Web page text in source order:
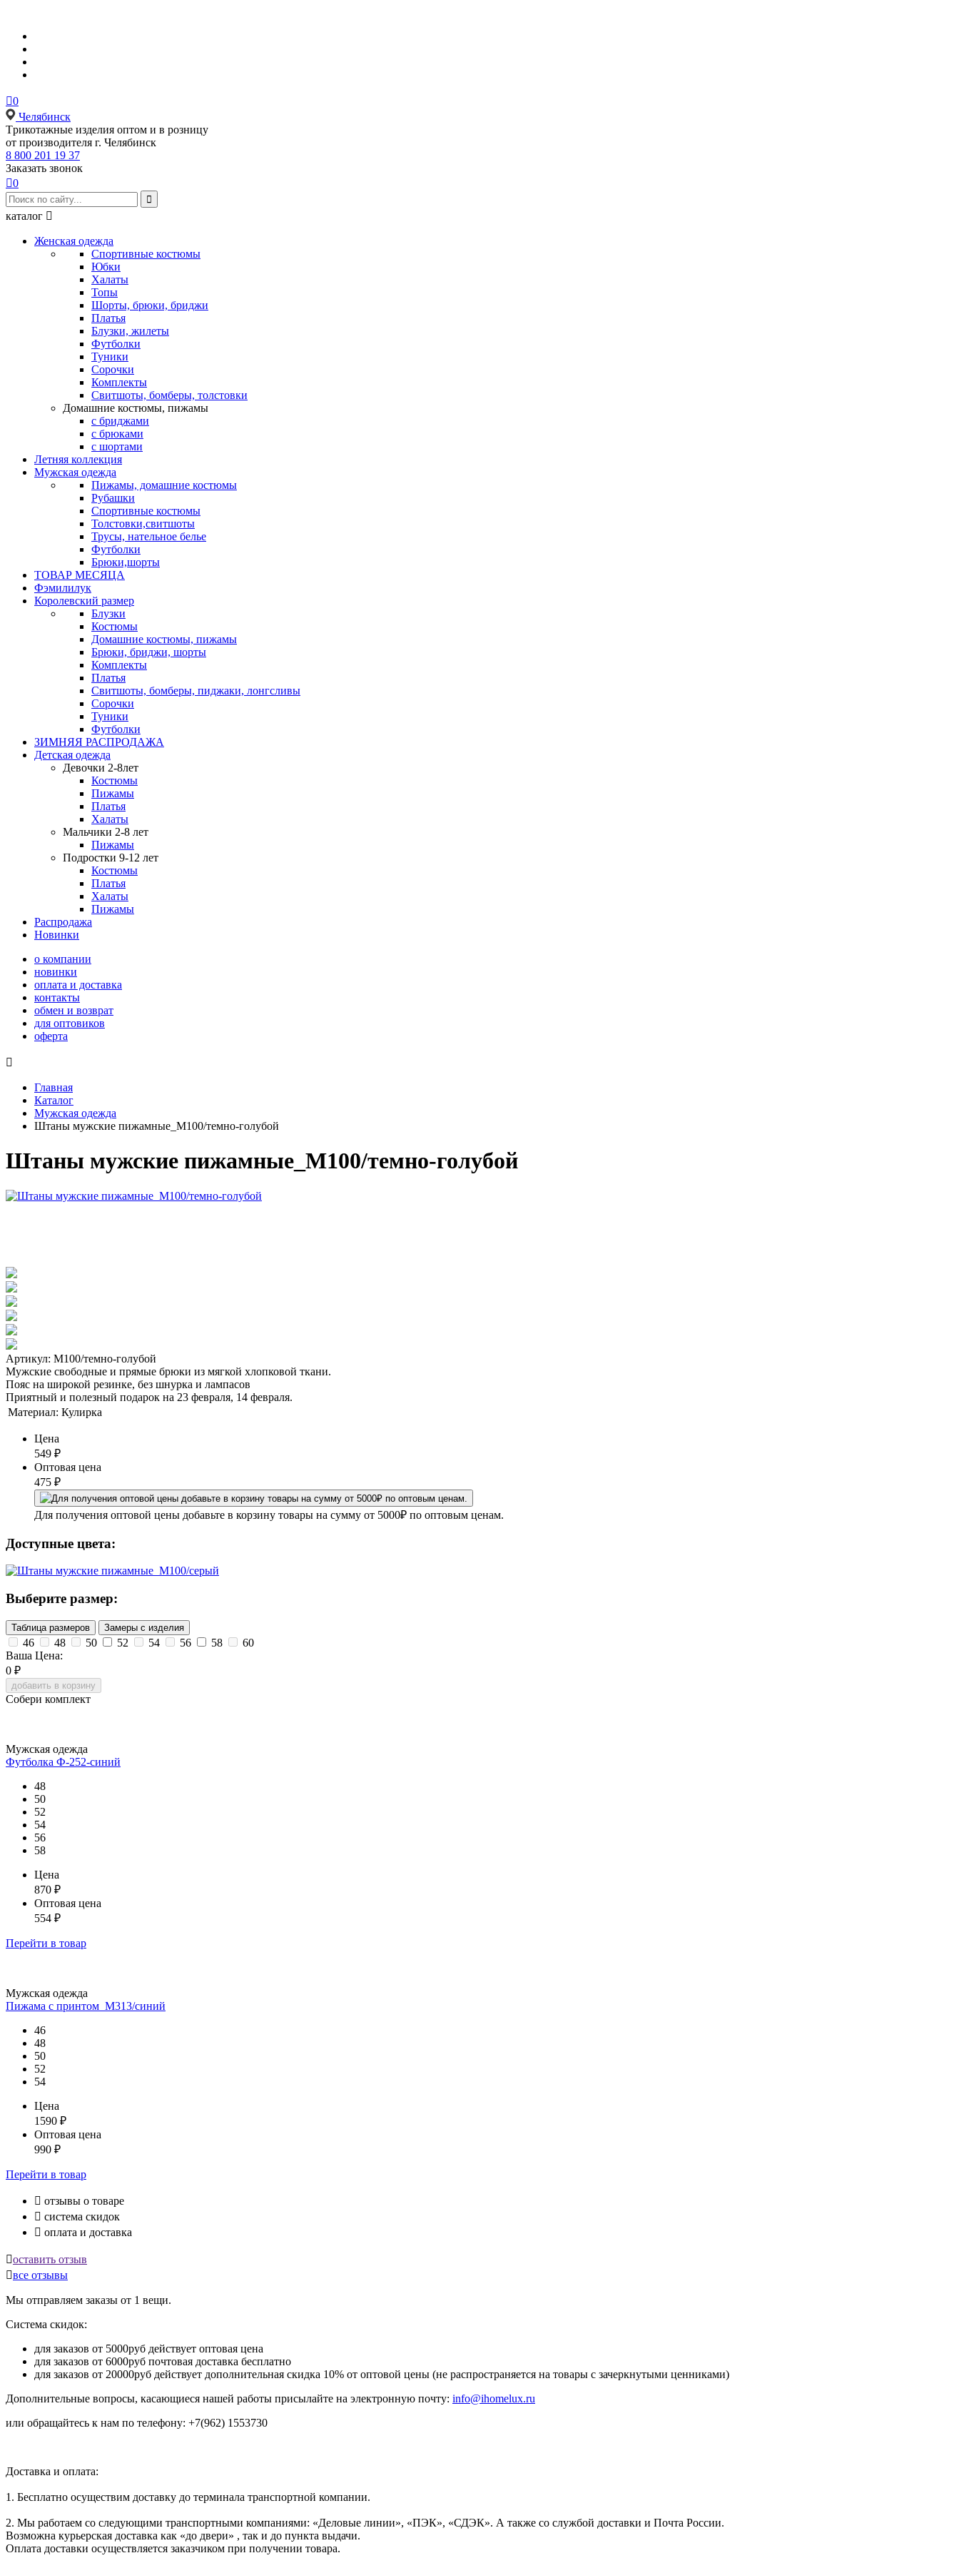
0
Челябинск
Tрикотажные изделия оптом и в розницу
от производителя г. Челябинск
8 800 201 19 37
Заказать звонок
0

каталог 
Женская одежда
Спортивные костюмы
Юбки
Халаты
Топы
Шорты, брюки, бриджи
Платья
Блузки, жилеты
Футболки
Туники
Сорочки
Комплекты
Свитшоты, бомберы, толстовки
Домашние костюмы, пижамы
с бриджами
с брюками
с шортами
Летняя коллекция
Мужская одежда
Пижамы, домашние костюмы
Рубашки
Спортивные костюмы
Толстовки,свитшоты
Трусы, нательное белье
Футболки
Брюки,шорты
ТОВАР МЕСЯЦА
Фэмилилук
Королевский размер
Блузки
Костюмы
Домашние костюмы, пижамы
Брюки, бриджи, шорты
Комплекты
Платья
Свитшоты, бомберы, пиджаки, лонгсливы
Сорочки
Туники
Футболки
ЗИМНЯЯ РАСПРОДАЖА
Детская одежда
Девочки 2-8лет
Костюмы
Пижамы
Платья
Халаты
Мальчики 2-8 лет
Пижамы
Подростки 9-12 лет
Костюмы
Платья
Халаты
Пижамы
Распродажа
Новинки
о компании
новинки
оплата и доставка
контакты
обмен и возврат
для оптовиков
оферта

Главная
Каталог
Мужская одежда
Штаны мужские пижамные_М100/темно-голубой
Штаны мужские пижамные_М100/темно-голубой
Артикул: М100/темно-голубой
Мужские свободные и прямые брюки из мягкой хлопковой ткани.
Пояс на широкой резинке, без шнурка и лампасов
Приятный и полезный подарок на 23 февраля, 14 февраля.
Материал: Кулирка
Цена
549 ₽
Оптовая цена
475 ₽
Для получения оптовой цены добавьте в корзину товары на сумму от 5000₽ по оптовым ценам.
Доступные цвета:
Выберите размер:
Таблица размеров Замеры с изделия
46 48 50 52 54 56 58
60
Ваша Цена:
0 ₽
добавить в корзину
Собери комплект
Мужская одежда
Футболка Ф-252-синий
48
50
52
54
56
58
Цена
870 ₽
Оптовая цена
554 ₽
Перейти в товар
Мужская одежда
Пижама с принтом_М313/синий
46
48
50
52
54
Цена
1590 ₽
Оптовая цена
990 ₽
Перейти в товар
 отзывы о товаре
 система скидок
 оплата и доставка
оставить отзыв
все отзывы
Мы отправляем заказы от 1 вещи.
Система скидок:
для заказов от 5000руб действует оптовая цена
для заказов от 6000руб почтовая доставка бесплатно
для заказов от 20000руб действует дополнительная скидка 10% от оптовой цены (не распространяется на товары с зачеркнутыми ценниками)
Дополнительные вопросы, касающиеся нашей работы присылайте на электронную почту: info@ihomelux.ru
или обращайтесь к нам по телефону: +7(962) 1553730
Доставка и оплата:
1. Бесплатно осуществим доставку до терминала транспортной компании.
2. Мы работаем со следующими транспортными компаниями: «Деловые линии», «ПЭК», «СДЭК». А также со службой доставки и Почта России.
Возможна курьерская доставка как «до двери» , так и до пункта выдачи.
Оплата доставки осуществляется заказчиком при получении товара.